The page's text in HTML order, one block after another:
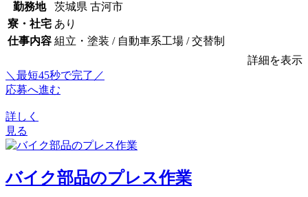
勤務地
茨城県 古河市
寮・社宅 あり
仕事内容 組立・塗装 / 自動車系工場 / 交替制
詳細を表示
＼最短45秒で完了／
応募へ進む
詳しく
見る
バイク部品のプレス作業